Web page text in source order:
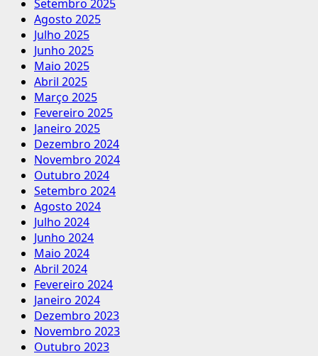
Setembro 2025
Agosto 2025
Julho 2025
Junho 2025
Maio 2025
Abril 2025
Março 2025
Fevereiro 2025
Janeiro 2025
Dezembro 2024
Novembro 2024
Outubro 2024
Setembro 2024
Agosto 2024
Julho 2024
Junho 2024
Maio 2024
Abril 2024
Fevereiro 2024
Janeiro 2024
Dezembro 2023
Novembro 2023
Outubro 2023